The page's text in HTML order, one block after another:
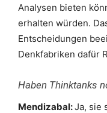
Analysen bieten
erhalten würden.
Entscheidungen
Denkfabriken dafür
Haben Thinktanks
Mendizabal:Ja, sie